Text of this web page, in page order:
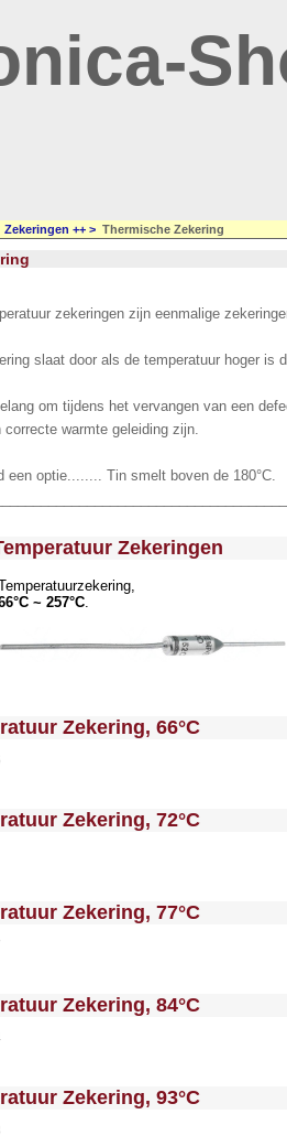
Zekeringen ++ > Thermische Zekering
zekeringen zijn eenmalige
slaat door als de temperatuur hoger is
om tijdens het vervangen van een
correcte warmte geleiding zijn.
een optie........ Tin smelt boven de 180°C.
--><!-- MakeFullWidth1 --><!-- MakeFullWidth2 --><!-- MakeFullWidth3 --><!-- MakeFullWidth4 --><!-- MakeFullWidth5 --><!-- MakeFullWidth6 --><!-- MakeFullWidth7 --><!--
Zekeringen
~ 257°C.
--><!-- MakeFullWidth3 --><!-- MakeFullWidth4 --><!-- MakeFullWidth5 --><!-- MakeFullWidth6 --><!-- MakeFullWidth7 --><!-- MakeFullWidth8 --><!-- MakeFullWidth9 --><!-- MakeFullWidth10 --><!-- MakeFullWidth11 --><!--
Zekering, 66°C
--><!-- MakeFullWidth3 --><!-- MakeFullWidth4 --><!-- MakeFullWidth5 --><!-- MakeFullWidth6 --><!-- MakeFullWidth7 --><!-- MakeFullWidth8 --><!-- MakeFullWidth9 --><!-- MakeFullWidth10 --><!-- MakeFullWidth11 --><!--
Zekering, 72°C
--><!-- MakeFullWidth3 --><!-- MakeFullWidth4 --><!-- MakeFullWidth5 --><!-- MakeFullWidth6 --><!-- MakeFullWidth7 --><!-- MakeFullWidth8 --><!-- MakeFullWidth9 --><!-- MakeFullWidth10 --><!-- MakeFullWidth11 --><!--
Zekering, 77°C
--><!-- MakeFullWidth3 --><!-- MakeFullWidth4 --><!-- MakeFullWidth5 --><!-- MakeFullWidth6 --><!-- MakeFullWidth7 --><!-- MakeFullWidth8 --><!-- MakeFullWidth9 --><!-- MakeFullWidth10 --><!-- MakeFullWidth11 --><!--
Zekering, 84°C
--><!-- MakeFullWidth3 --><!-- MakeFullWidth4 --><!-- MakeFullWidth5 --><!-- MakeFullWidth6 --><!-- MakeFullWidth7 --><!-- MakeFullWidth8 --><!-- MakeFullWidth9 --><!-- MakeFullWidth10 --><!-- MakeFullWidth11 --><!--
Zekering, 93°C